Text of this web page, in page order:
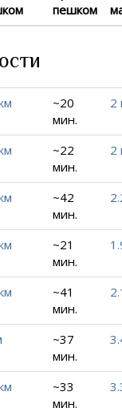
пешком
~20
мин.
2
~22
мин.
2
~42
мин.
~21
мин.
~41
мин.
~37
мин.
~33
мин.